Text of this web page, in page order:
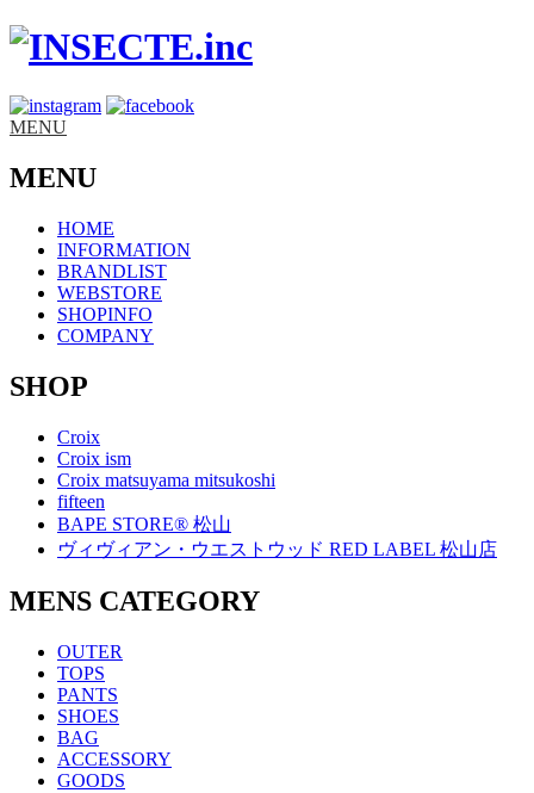
MENU
MENU
HOME
INFORMATION
BRANDLIST
WEBSTORE
SHOPINFO
COMPANY
SHOP
Croix
Croix ism
Croix matsuyama mitsukoshi
fifteen
BAPE STORE® 松山
ヴィヴィアン・ウエストウッド RED LABEL 松山店
MENS CATEGORY
OUTER
TOPS
PANTS
SHOES
BAG
ACCESSORY
GOODS